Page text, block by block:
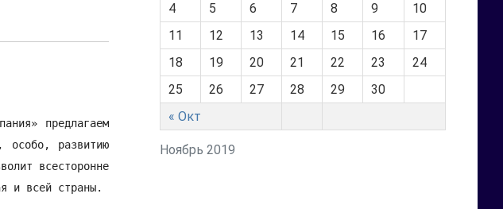
предлагаем
особо, развитию
всесторонне
и всей страны.
Ноябрь 2019
« Окт
4
5 6 7 8 9
10
11
12 13 14 15 16
17
18
19 20 21 22 23
24
25
26 27 28 29 30